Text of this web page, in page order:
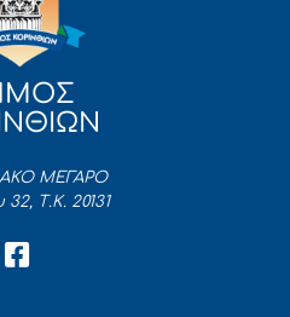
ΜΕΓΑΡΟ
32, Τ.Κ. 20131